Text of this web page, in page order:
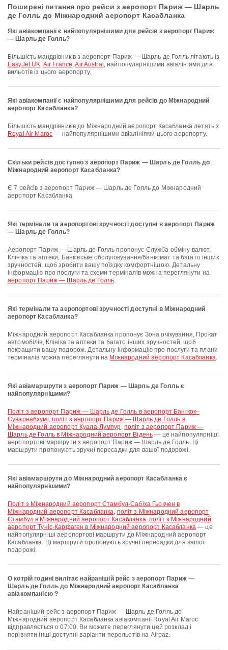
Поширені питання про рейси з аеропорт Париж — Шарль
де Голль до Міжнародний аеропорт Касабланка
Які авіакомпанії є найпопулярнішими для рейсів з аеропорт Париж
— Шарль де Голль?
Більшість мандрівників з аеропорт Париж — Шарль де Голль літають із
EasyJet UK, Air France,Air Austral , найпопулярнішими авіалініями для
вильотів із цього аеропорту.
Які авіакомпанії є найпопулярнішими для рейсів до Міжнародний
аеропорт Касабланка?
Більшість мандрівників до Міжнародний аеропорт Касабланка летять з
Royal Air Maroc — найпопулярнішими авіалініями цього аеропорту.
Скільки рейсів доступно з аеропорт Париж — Шарль де Голль до
Міжнародний аеропорт Касабланка?
Є 7 рейсів з аеропорт Париж — Шарль де Голль до Міжнародний
аеропорт Касабланка.
Які термінали та аеропортові зручності доступні в аеропорт Париж
— Шарль де Голль?
аеропорт Париж — Шарль де Голль пропонує Служба обміну валют,
Клініка та аптеки, Банківське обслуговування/банкомат та багато інших
зручностей, щоб зробити вашу поїздку комфортнішою. Детальну
інформацію про послуги та схеми терміналів можна переглянути на
аеропорт Париж — Шарль де Голль.
Які термінали та аеропортові зручності доступні в Міжнародний
аеропорт Касабланка?
Міжнародний аеропорт Касабланка пропонує Зона очікування, Прокат
автомобілів, Клініка та аптеки та багато інших зручностей, щоб
покращити вашу подорож. Детальну інформацію про послуги та плани
терміналів можна переглянути на Міжнародний аеропорт Касабланка.
Які авіамаршрути з аеропорт Париж — Шарль де Голль є
найпопулярнішими?
політ з аеропорт Париж — Шарль де Голль в аеропорт Бангкок–
Суварнабхумі, політ з аеропорт Париж — Шарль де Голль в
Міжнародний аеропорт Куала-Лумпур, політ з аеропорт Париж —
Шарль де Голль в Міжнародний аеропорт Відень — це найпопулярніші
аеропортові маршрути з аеропорт Париж — Шарль де Голль. Ці
маршрути пропонують зручні пересадки для вашої подорожі.
Які авіамаршрути до Міжнародний аеропорт Касабланка є
найпопулярнішими?
політ з Міжнародний аеропорт Стамбул-Сабіха Гьокчен в
Міжнародний аеропорт Касабланка, політ з Міжнародний аеропорт
Стамбул в Міжнародний аеропорт Касабланка,політ з Міжнародний
аеропорт Туніс-Карфаген в Міжнародний аеропорт Касабланка— це
найпопулярніші аеропортові маршрути до Міжнародний аеропорт
Касабланка. Ці маршрути пропонують зручні пересадки для вашої
подорожі.
О котрій годині вилітає найранішій рейс з аеропорт Париж —
Шарль де Голль до Міжнародний аеропорт Касабланка
авіакомпанією ?
Найраніший рейс з аеропорт Париж — Шарль де Голль до
Міжнародний аеропорт Касабланка авіакомпанії Royal Air Maroc
відправляється о 07:00. Ви можете переглянути цей розклад і
порівняти інші доступні варіанти перельотів на Airpaz.